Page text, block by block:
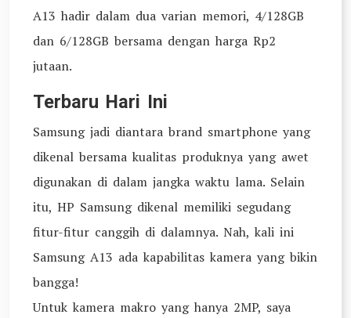
A13 hadir dalam dua varian memori, 4/128GB
dan 6/128GB bersama dengan harga Rp2
jutaan.
Terbaru Hari Ini
Samsung jadi diantara brand smartphone yang
dikenal bersama kualitas produknya yang awet
digunakan di dalam jangka waktu lama. Selain
itu, HP Samsung dikenal memiliki segudang
fitur-fitur canggih di dalamnya. Nah, kali ini
Samsung A13 ada kapabilitas kamera yang bikin
bangga!
Untuk kamera makro yang hanya 2MP, saya